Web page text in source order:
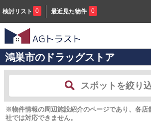
検討リスト 0 最近見た物件 0
鴻巣市のドラッグストア
スポットを絞り
※物件情報の周辺施設紹介のページであり、各店
社では対応できません。